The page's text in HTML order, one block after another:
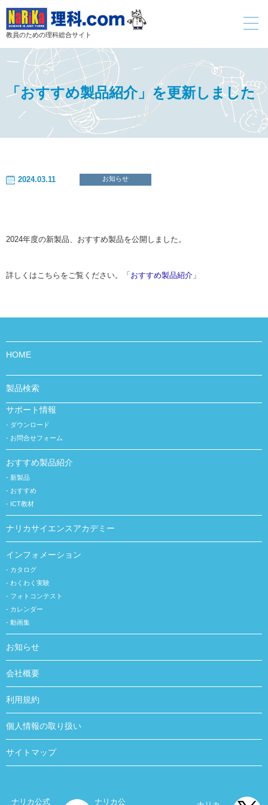
教員のための理科総合サイト
toggle
「おすすめ製品紹介」を更新しました
2024.03.11 お知らせ
2024年度の新製品、おすすめ製品を公開しました。
詳しくはこちらをご覧ください。「 おすすめ製品紹介 」
HOME
製品検索
サポート情報
ダウンロード
お問合せフォーム
おすすめ製品紹介
新製品
おすすめ
ICT教材
ナリカサイエンスアカデミー
インフォメーション
カタログ
わくわく実験
フォトコンテスト
カレンダー
動画集
お知らせ
会社概要
利用規約
個人情報の取り扱い
サイトマップ
ナリカ公式 ナリカ公